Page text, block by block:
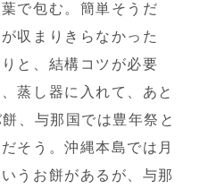
で包む。簡単そうだ
収まりきらなかった
と、結構コツが必要
蒸し器に入れて、あと
、与那国では豊年祭と
そう。沖縄本島では月
うお餅があるが、与那